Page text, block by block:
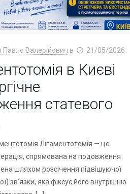
Павло Валерійович в 21/05/2026
в Києві
статевого
Лігаментотомія — це
спрямована на подовження
шляхом розсічення підвішуючої
зв’язки, яка фіксує його внутрішню